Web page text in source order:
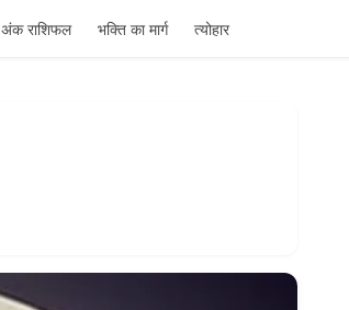
अंक राशिफल भक्ति का मार्ग त्योहार